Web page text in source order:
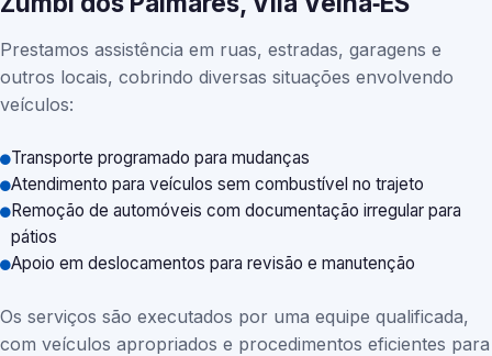
Prestamos assistência em ruas, estradas, garagens e
outros locais, cobrindo diversas situações envolvendo
veículos:
Transporte programado para mudanças
Atendimento para veículos sem combustível no trajeto
Remoção de automóveis com documentação irregular para
pátios
Apoio em deslocamentos para revisão e manutenção
Os serviços são executados por uma equipe qualificada,
com veículos apropriados e procedimentos eficientes para